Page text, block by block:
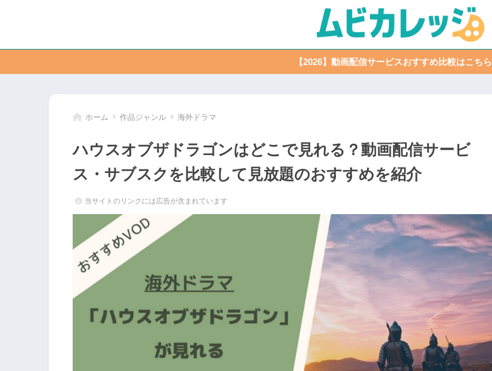
【2026】動画配信サービスおすすめ比較はこちら
ホーム 作品ジャンル 海外ドラマ
ハウスオブザドラゴンはどこで見れる？動画配信サービ
ス・サブスクを比較して見放題のおすすめを紹介
当サイトのリンクには広告が含まれています